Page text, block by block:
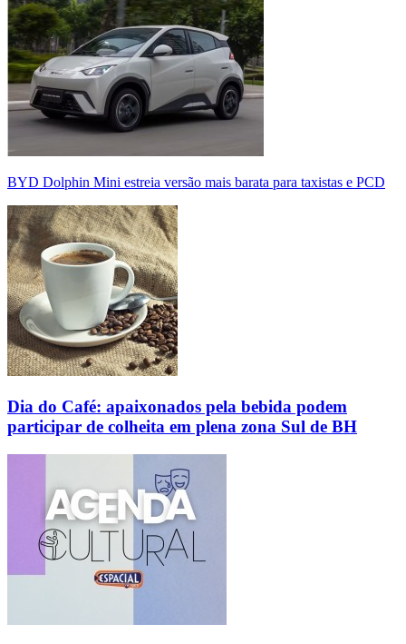
BYD Dolphin Mini estreia versão mais barata para taxistas e PCD
Dia do Café: apaixonados pela bebida podem
participar de colheita em plena zona Sul de BH